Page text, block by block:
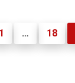
1 … 18